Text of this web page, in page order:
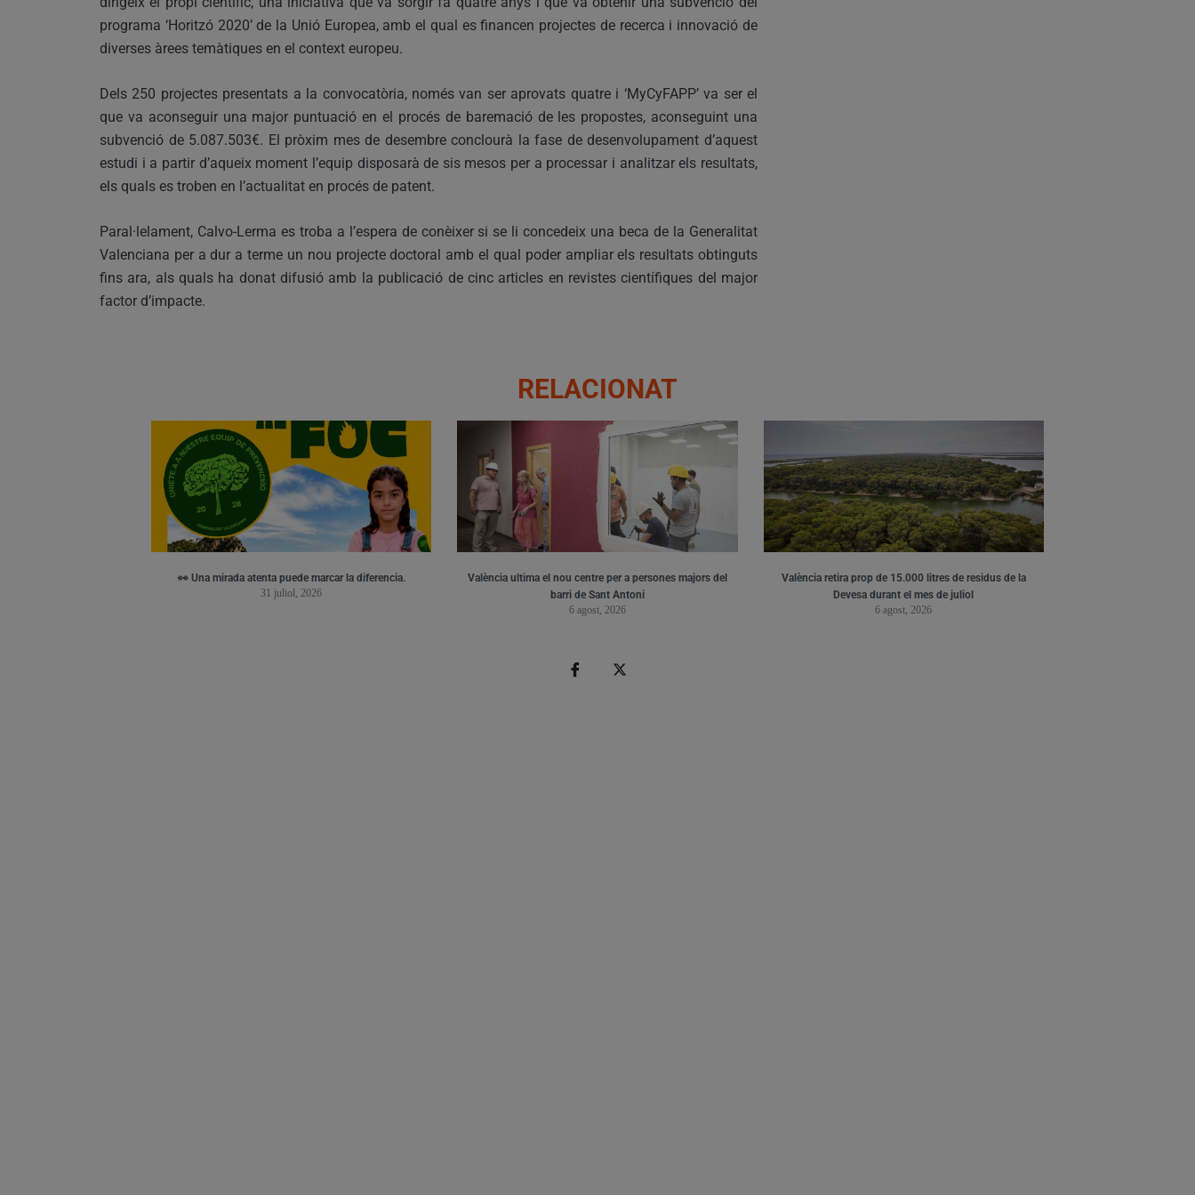
programa ‘Horitzó 2020’ de la Unió Europea, amb el qual es financen projectes de recerca i innovació de
diverses àrees temàtiques en el context europeu.
Dels 250 projectes presentats a la convocatòria, només van ser aprovats quatre i ‘MyCyFAPP’ va ser el
que va aconseguir una major puntuació en el procés de baremació de les propostes, aconseguint una
subvenció de 5.087.503€. El pròxim mes de desembre conclourà la fase de desenvolupament d’aquest
estudi i a partir d’aqueix moment l’equip disposarà de sis mesos per a processar i analitzar els resultats,
els quals es troben en l’actualitat en procés de patent.
Paral·lelament, Calvo-Lerma es troba a l’espera de conèixer si se li concedeix una beca de la Generalitat
Valenciana per a dur a terme un nou projecte doctoral amb el qual poder ampliar els resultats obtinguts
fins ara, als quals ha donat difusió amb la publicació de cinc articles en revistes científiques del major
factor d’impacte.
RELACIONAT
👀 Una mirada atenta puede marcar la diferencia.
31 juliol, 2026
València ultima el nou centre per a persones majors del
barri de Sant Antoni
6 agost, 2026
València retira prop de 15.000 litres de residus de la
Devesa durant el mes de juliol
6 agost, 2026